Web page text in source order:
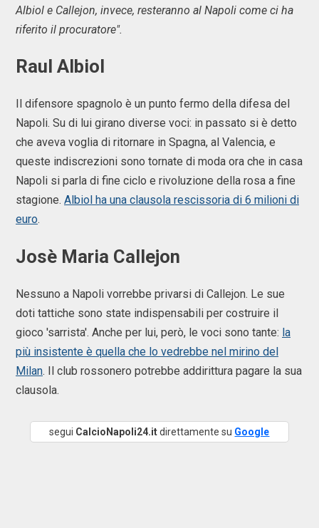
Albiol e Callejon, invece, resteranno al Napoli come ci ha
riferito il procuratore".
Raul Albiol
Il difensore spagnolo è un punto fermo della difesa del
Napoli. Su di lui girano diverse voci: in passato si è detto
che aveva voglia di ritornare in Spagna, al Valencia, e
queste indiscrezioni sono tornate di moda ora che in casa
Napoli si parla di fine ciclo e rivoluzione della rosa a fine
stagione. Albiol ha una clausola rescissoria di 6 milioni di
euro.
Josè Maria Callejon
Nessuno a Napoli vorrebbe privarsi di Callejon. Le sue
doti tattiche sono state indispensabili per costruire il
gioco 'sarrista'. Anche per lui, però, le voci sono tante: la
più insistente è quella che lo vedrebbe nel mirino del
Milan. Il club rossonero potrebbe addirittura pagare la sua
clausola.
segui CalcioNapoli24.itdirettamente su Google